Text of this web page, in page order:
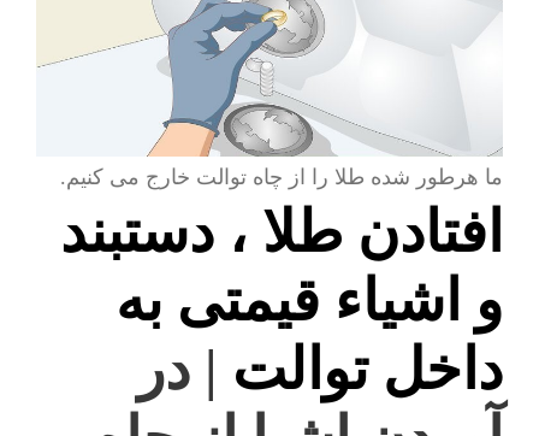
ما هرطور شده طلا را از چاه توالت خارج می کنیم.
افتادن طلا ، دستبند
و اشیاء قیمتی به
داخل توالت | در